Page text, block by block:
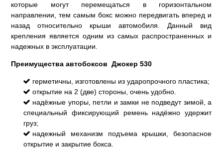
которые могут перемещаться в горизонтальном
направлении, тем самым бокс можно передвигать вперед и
назад относительно крыши автомобиля. Данный вид
крепления является одним из самых распространенных и
надежных в эксплуатации.
Преимущества автобоксов Джокер 530
герметичны, изготовлены из ударопрочного пластика;
открытие на 2 (две) стороны, очень удобно.
надёжные упоры, петли и замки не подведут зимой, а
специальный фиксирующий ремень надёжно удержит
груз;
надежный механизм подъема крышки, безопасное
открытие и закрытие бокса.